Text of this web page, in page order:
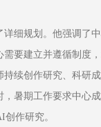
细规划。他强调了
要建立并遵循制度
续创作研究、科研
暑期工作要求中心
作研究。